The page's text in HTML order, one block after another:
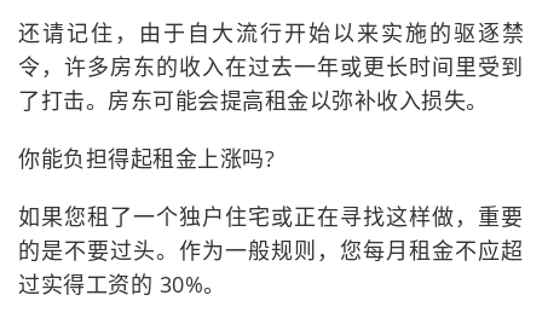
还请记住，由于自大流行开始以来实施的驱逐禁
令，许多房东的收入在过去一年或更长时间里受到
了打击。房东可能会提高租金以弥补收入损失。
你能负担得起租金上涨吗?
如果您租了一个独户住宅或正在寻找这样做，重要
的是不要过头。作为一般规则，您每月租金不应超
过实得工资的 30%。